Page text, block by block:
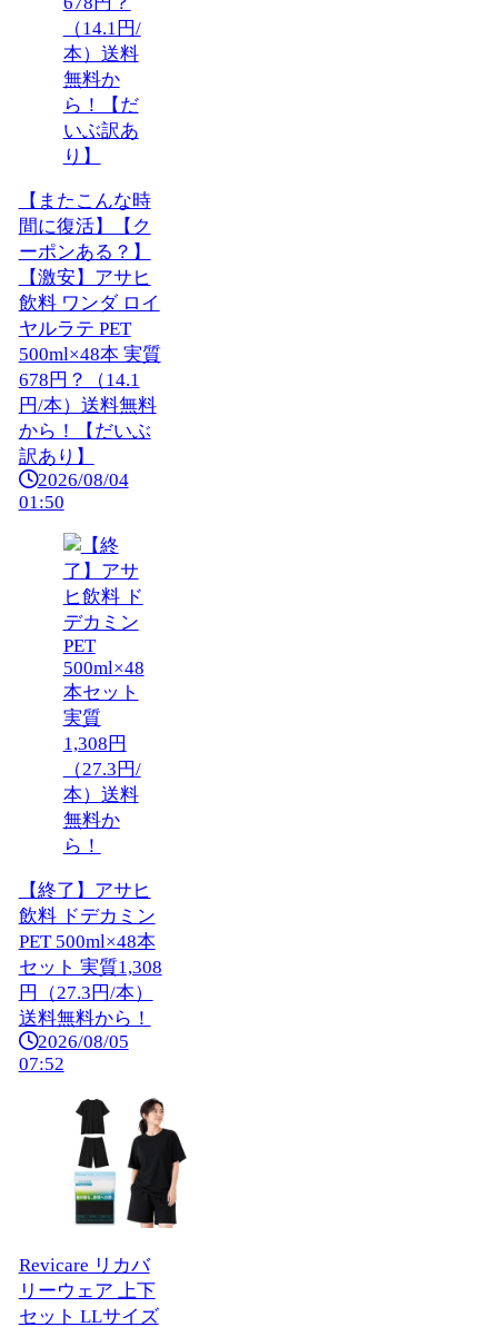
【またこんな時
間に復活】【ク
ーポンある？】
【激安】アサヒ
飲料 ワンダ ロイ
ヤルラテ PET
500ml×48本 実質
678円？（14.1
円/本）送料無料
から！【だいぶ
訳あり】
2026/08/04
01:50
【終了】アサヒ
飲料 ドデカミン
PET 500ml×48本
セット 実質1,308
円（27.3円/本）
送料無料から！
2026/08/05
07:52
Revicare リカバ
リーウェア 上下
セット LLサイズ